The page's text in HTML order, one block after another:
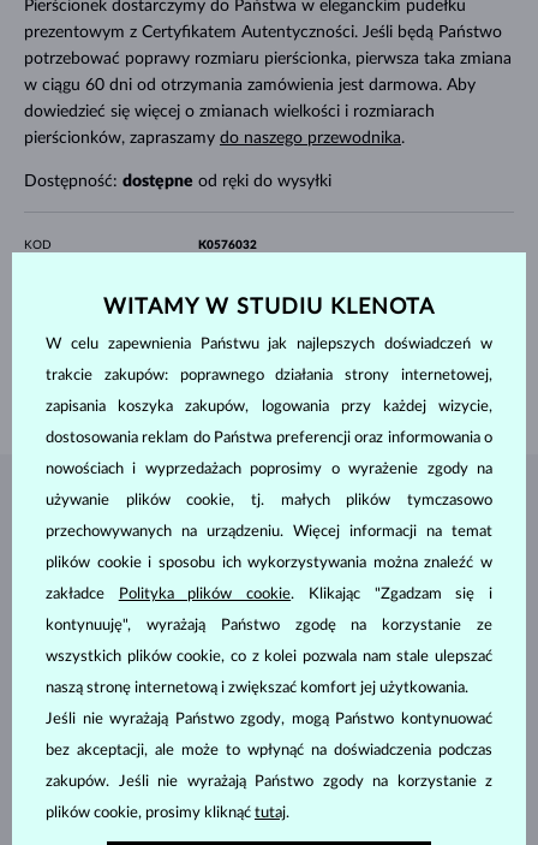
Pierścionek dostarczymy do Państwa w eleganckim pudełku
prezentowym z Certyfikatem Autentyczności. Jeśli będą Państwo
potrzebować poprawy rozmiaru pierścionka, pierwsza taka zmiana
w ciągu 60 dni od otrzymania zamówienia jest darmowa. Aby
dowiedzieć się więcej o zmianach wielkości i rozmiarach
pierścionków, zapraszamy do naszego przewodnika.
Dostępność: dostępne od ręki do wysyłki
KOD K0576032
PRÓBA14 kt 585/1000
BIŻUTERIA Z ATELIER KLENOTA
WITAMY W STUDIU KLENOTA
W celu zapewnienia Państwu jak najlepszych doświadczeń w
trakcie zakupów: poprawnego działania strony internetowej,
zapisania koszyka zakupów, logowania przy każdej wizycie,
dostosowania reklam do Państwa preferencji oraz informowania o
nowościach i wyprzedażach poprosimy o wyrażenie zgody na
używanie plików cookie, tj. małych plików tymczasowo
przechowywanych na urządzeniu. Więcej informacji na temat
plików cookie i sposobu ich wykorzystywania można znaleźć w
zakładce
Polityka plików cookie. Klikając "Zgadzam się i
kontynuuję", wyrażają Państwo zgodę na korzystanie ze
wszystkich plików cookie, co z kolei pozwala nam stale ulepszać
naszą stronę internetową i zwiększać komfort jej użytkowania.
Jeśli nie wyrażają Państwo zgody, mogą Państwo kontynuować
bez akceptacji, ale może to wpłynąć na doświadczenia podczas
zakupów. Jeśli nie wyrażają Państwo zgody na korzystanie z
plików cookie, prosimy kliknąć tutaj.